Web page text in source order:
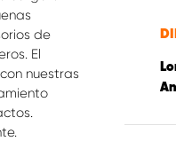
de
El
nuestras